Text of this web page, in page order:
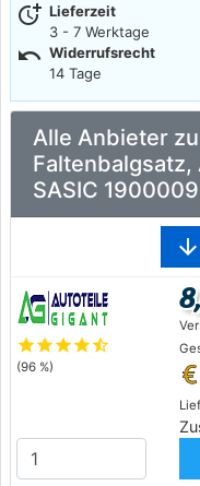
more_time Lieferzeit
3 - 7 Werktage
undo Widerrufsrecht
14 Tage
Alle Anbieter
SASIC 1900009
arrow_downward
starstarstarstarstar_half
(96 %)